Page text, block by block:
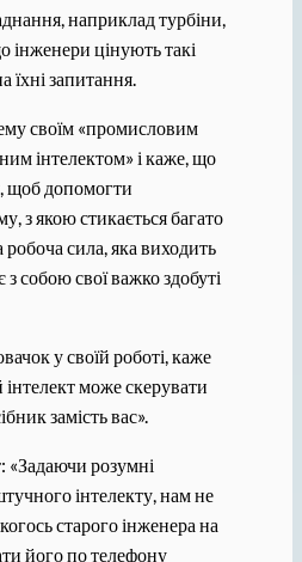
наприклад турбіни,
інженери цінують такі
їхні запитання.
своїм «промисловим
інтелектом» і каже, що
щоб допомогти
з якою стикається багато
робоча сила, яка виходить
з собою свої важко здобуті
у своїй роботі, каже
може скерувати
замість вас».
«Задаючи розумні
інтелекту, нам не
старого інженера на
його по телефону